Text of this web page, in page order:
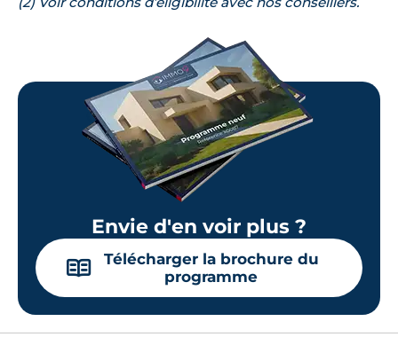
Envie d'en voir plus ?
📖
Télécharger la brochure du
programme